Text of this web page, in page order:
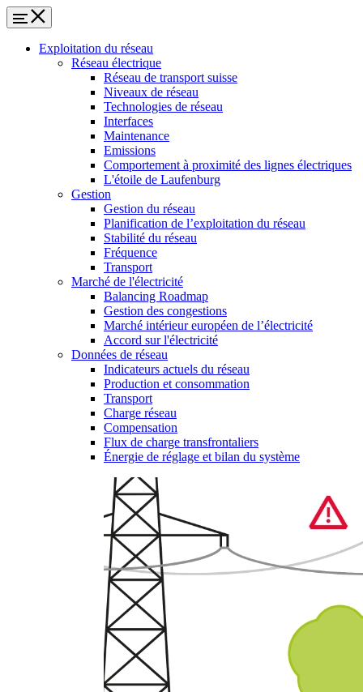
Exploitation du réseau
Réseau électrique
Réseau de transport suisse
Niveaux de réseau
Technologies de réseau
Interfaces
Maintenance
Emissions
Comportement à proximité des lignes électriques
L'étoile de Laufenburg
Gestion
Gestion du réseau
Planification de l’exploitation du réseau
Stabilité du réseau
Fréquence
Transport
Marché de l'électricité
Balancing Roadmap
Gestion des congestions
Marché intérieur européen de l’électricité
Accord sur l'électricité
Données de réseau
Indicateurs actuels du réseau
Production et consommation
Transport
Charge réseau
Compensation
Flux de charge transfrontaliers
Énergie de réglage et bilan du système